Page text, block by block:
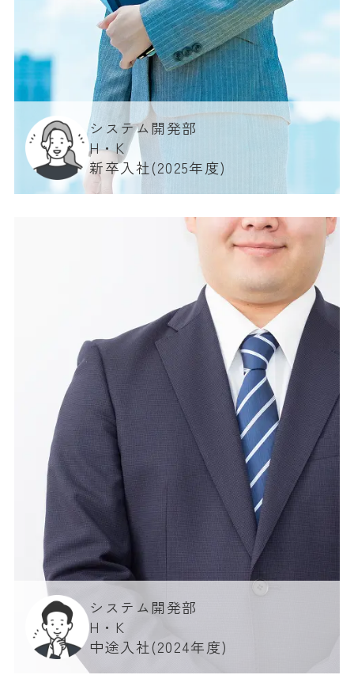
システム開発部
H・K
新卒入社(2025年度)
システム開発部
H・K
中途入社(2024年度)